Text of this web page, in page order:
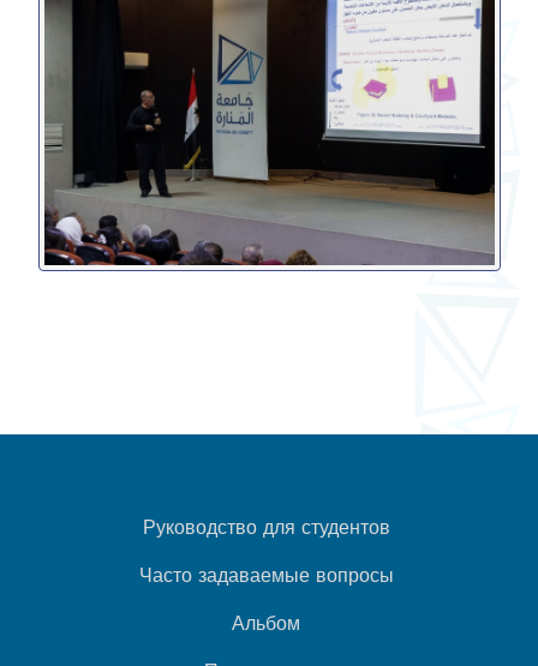
Руководство для студентов
Часто задаваемые вопросы
Альбом